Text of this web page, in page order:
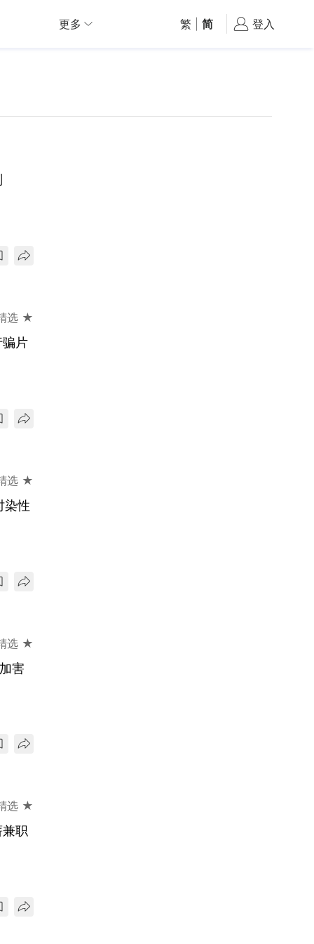
更多 繁 简 登入
选 ★
片
选 ★
染性
选 ★
害
选 ★
职